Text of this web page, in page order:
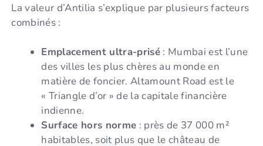
La valeur d’Antilia s’explique par plusieurs facteurs
combinés :
Emplacement ultra-prisé : Mumbai est l’une
des villes les plus chères au monde en
matière de foncier. Altamount Road est le
« Triangle d’or » de la capitale financière
indienne.
Surface hors norme : près de 37 000 m²
habitables, soit plus que le château de